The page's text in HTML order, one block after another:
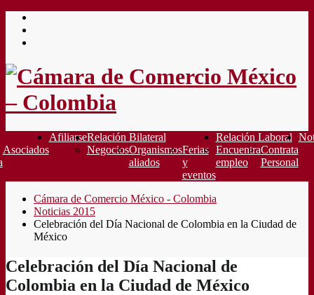
Saltar
contenido
Asociados
AfiliarseRelación Bilateral
NegociosOrganismos
aliados
Ferias
y
eventos
Relación Laboral
Encuentra
empleo
Contrata
Personal
Cámara de Comercio México - Colombia
Noticias 2015
Celebración del Día Nacional de Colombia en la Ciudad de
México
Celebración del Día Nacional de
Colombia en la Ciudad de México